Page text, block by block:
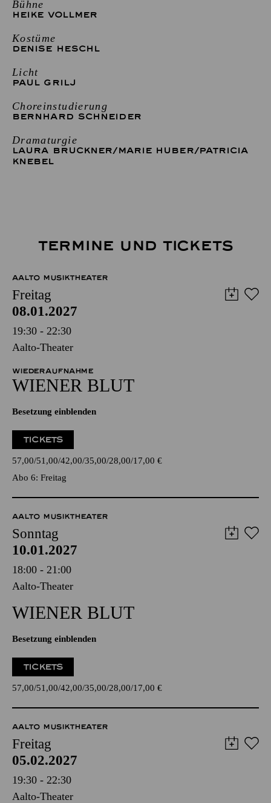
Bühne
HEIKE VOLLMER
Kostüme
DENISE HESCHL
Licht
PAUL GRILJ
Choreinstudierung
BERNHARD SCHNEIDER
Dramaturgie
LAURA BRUCKNER/MARIE HUBER/PATRICIA
KNEBEL
TERMINE UND TICKETS
AALTO MUSIKTHEATER
Freitag
08.01.2027
19:30 - 22:30
Aalto-Theater
WIEDERAUFNAHME
WIENER BLUT
Besetzung einblenden
TICKETS
57,00 51,00 42,00 35,00 28,00 17,00 €
Abo 6: Freitag
AALTO MUSIKTHEATER
Sonntag
10.01.2027
18:00 - 21:00
Aalto-Theater
WIENER BLUT
Besetzung einblenden
TICKETS
57,00 51,00 42,00 35,00 28,00 17,00 €
AALTO MUSIKTHEATER
Freitag
05.02.2027
19:30 - 22:30
Aalto-Theater